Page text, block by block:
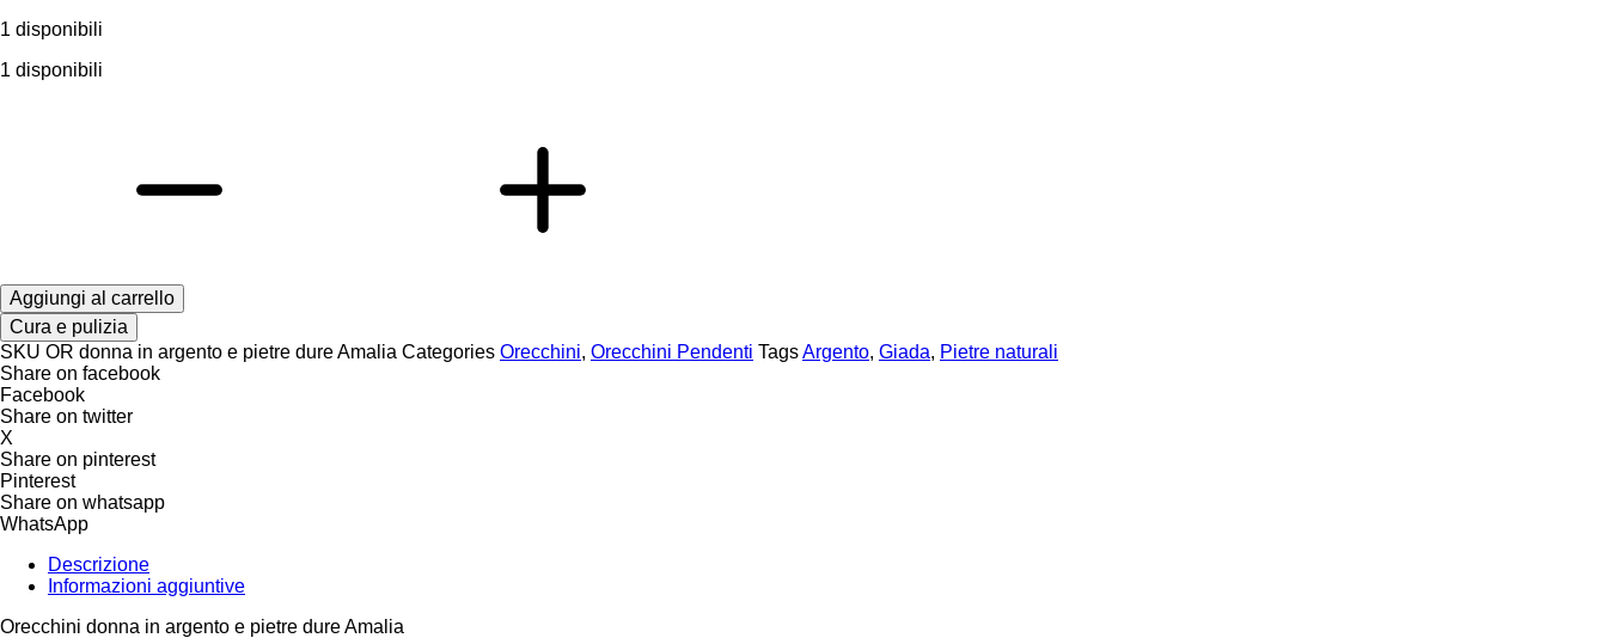
1 disponibili
1 disponibili
Aggiungi al carrello
Cura e pulizia
SKU OR donna in argento e pietre dure Amalia Categories Orecchini, Orecchini Pendenti TagsArgento, Giada, Pietre naturali
Share on facebook
Facebook
Share on twitter
X
Share on pinterest
Pinterest
Share on whatsapp
WhatsApp
Descrizione
Informazioni aggiuntive
Orecchini donna in argento e pietre dure Amalia